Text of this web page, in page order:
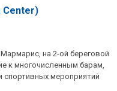
Center)
на 2-ой береговой
к многочисленным барам,
спортивных мероприятий